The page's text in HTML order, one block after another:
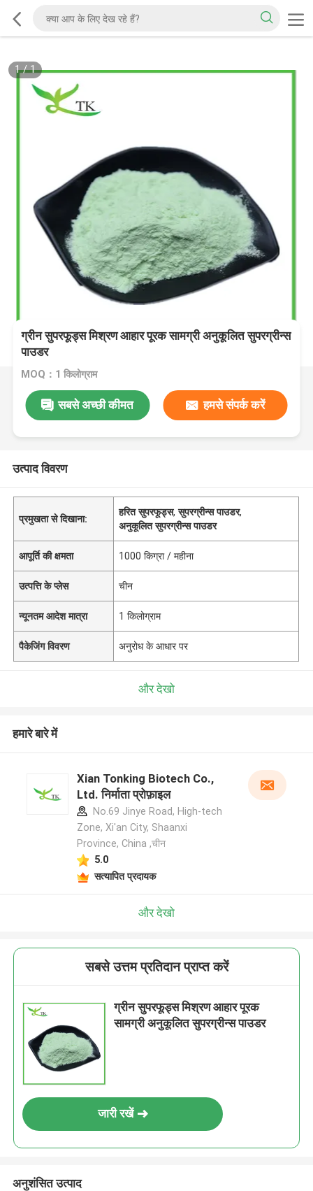
1/1
ग्रीन सुपरफूड्स मिश्रण आहार पूरक सामग्री अनुकूलित सुपरग्रीन्स
पाउडर
MOQ：1 किलोग्राम
सबसे अच्छी कीमत हमसे संपर्क करें
उत्पाद विवरण
प्रमुखता से दिखाना:
हरित सुपरफूड्स,सुपरग्रीन्स पाउडर,
अनुकूलित सुपरग्रीन्स पाउडर
आपूर्ति की क्षमता 1000 किग्रा / महीना
उत्पत्ति के प्लेस चीन
न्यूनतम आदेश मात्रा 1 किलोग्राम
पैकेजिंग विवरण अनुरोध के आधार पर
और देखो
हमारे बारे में
Xian Tonking Biotech Co.,
Ltd. निर्माता प्रोफ़ाइल
No.69 Jinye Road, High-tech
Zone, Xi'an City, Shaanxi
Province, China ,चीन
5.0
सत्यापित प्रदायक
और देखो
सबसे उत्तम प्रतिदान प्राप्त करें
ग्रीन सुपरफूड्स मिश्रण आहार पूरक
सामग्री अनुकूलित सुपरग्रीन्स पाउडर
जारी रखें
अनुशंसित उत्पाद